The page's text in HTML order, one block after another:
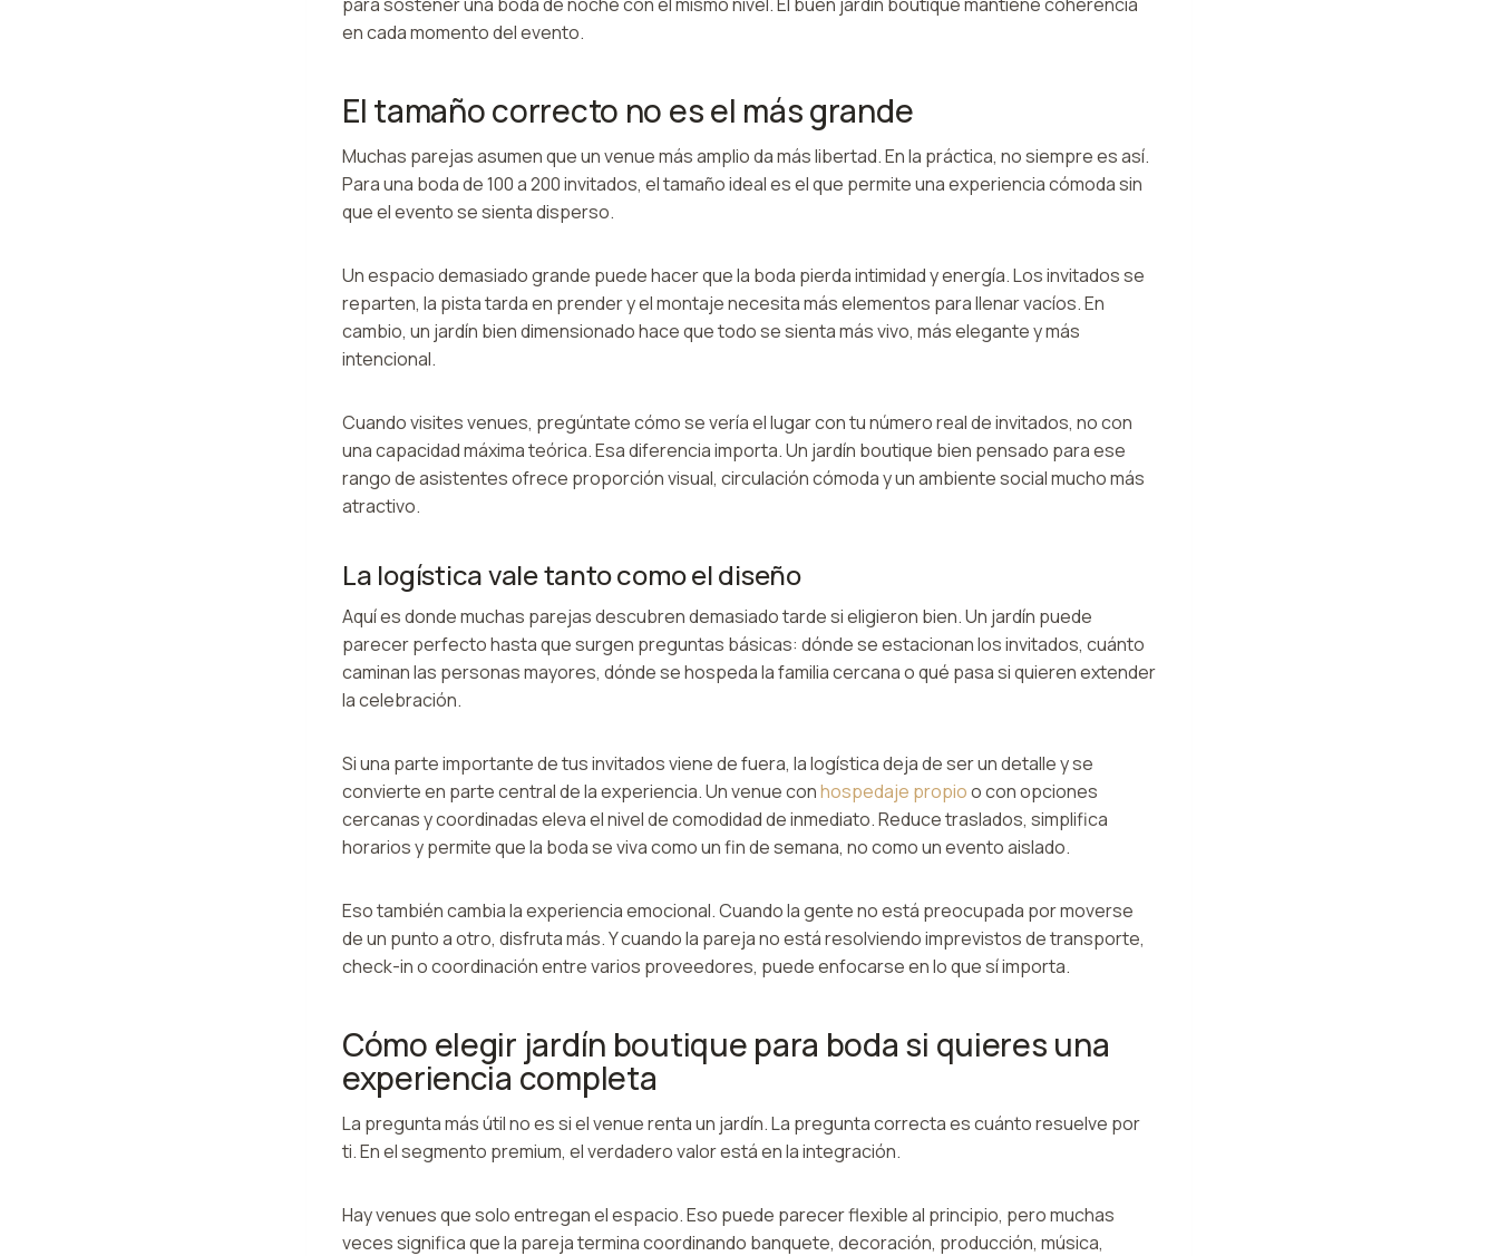
en cada momento del evento.
El tamaño correcto no es el más grande
Muchas parejas asumen que un venue más amplio da más libertad. En la práctica, no siempre es así.
Para una boda de 100 a 200 invitados, el tamaño ideal es el que permite una experiencia cómoda sin
que el evento se sienta disperso.
Un espacio demasiado grande puede hacer que la boda pierda intimidad y energía. Los invitados se
reparten, la pista tarda en prender y el montaje necesita más elementos para llenar vacíos. En
cambio, un jardín bien dimensionado hace que todo se sienta más vivo, más elegante y más
intencional.
Cuando visites venues, pregúntate cómo se vería el lugar con tu número real de invitados, no con
una capacidad máxima teórica. Esa diferencia importa. Un jardín boutique bien pensado para ese
rango de asistentes ofrece proporción visual, circulación cómoda y un ambiente social mucho más
atractivo.
La logística vale tanto como el diseño
Aquí es donde muchas parejas descubren demasiado tarde si eligieron bien. Un jardín puede
parecer perfecto hasta que surgen preguntas básicas: dónde se estacionan los invitados, cuánto
caminan las personas mayores, dónde se hospeda la familia cercana o qué pasa si quieren extender
la celebración.
Si una parte importante de tus invitados viene de fuera, la logística deja de ser un detalle y se
convierte en parte central de la experiencia. Un venue conhospedaje propioo con opciones
cercanas y coordinadas eleva el nivel de comodidad de inmediato. Reduce traslados, simplifica
horarios y permite que la boda se viva como un fin de semana, no como un evento aislado.
Eso también cambia la experiencia emocional. Cuando la gente no está preocupada por moverse
de un punto a otro, disfruta más. Y cuando la pareja no está resolviendo imprevistos de transporte,
check-in o coordinación entre varios proveedores, puede enfocarse en lo que sí importa.
Cómo elegir jardín boutique para boda si quieres una
experiencia completa
La pregunta más útil no es si el venue renta un jardín. La pregunta correcta es cuánto resuelve por
ti. En el segmento premium, el verdadero valor está en la integración.
Hay venues que solo entregan el espacio. Eso puede parecer flexible al principio, pero muchas
veces significa que la pareja termina coordinando banquete, decoración, producción, música,